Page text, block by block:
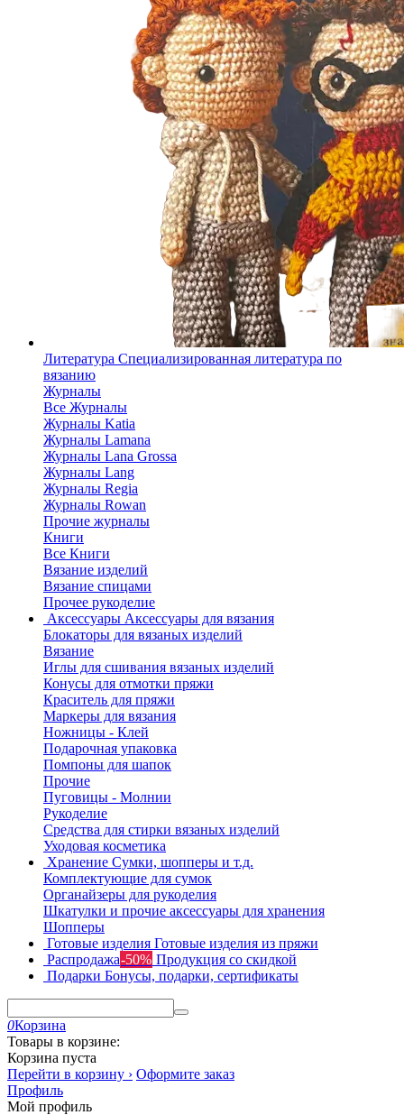
Литература Специализированная литература по
вязанию
Журналы
Все Журналы
Журналы Katia
Журналы Lamana
Журналы Lana Grossa
Журналы Lang
Журналы Regia
Журналы Rowan
Прочие журналы
Книги
Все Книги
Вязание изделий
Вязание спицами
Прочее рукоделие
Аксессуары Аксессуары для вязания
Блокаторы для вязаных изделий
Вязание
Иглы для сшивания вязаных изделий
Конусы для отмотки пряжи
Краситель для пряжи
Маркеры для вязания
Ножницы - Клей
Подарочная упаковка
Помпоны для шапок
Прочие
Пуговицы - Молнии
Рукоделие
Средства для стирки вязаных изделий
Уходовая косметика
Хранение Сумки, шопперы и т.д.
Комплектующие для сумок
Органайзеры для рукоделия
Шкатулки и прочие аксессуары для хранения
Шопперы
Готовые изделия Готовые изделия из пряжи
Распродажа-50% Продукция со скидкой
Подарки Бонусы, подарки, сертификаты
0Корзина
Товары в корзине:
Корзина пуста
Перейти в корзину › Оформите заказ
Профиль
Мой профиль